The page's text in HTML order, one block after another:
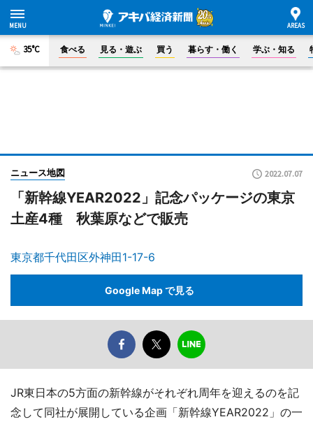
35°C 食べる 見る・遊ぶ 買う 暮らす・働く 学ぶ・知る
ニュース地図 2022.07.07
「新幹線YEAR2022」記念パッケージの東京
土産4種 秋葉原などで販売
東京都千代田区外神田1-17-6
Google Map で見る
JR東日本の5方面の新幹線がそれぞれ周年を迎えるのを記
念して同社が展開している企画「新幹線YEAR2022」の一